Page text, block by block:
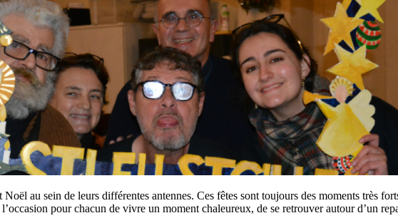
au sein de leurs différentes antennes. Ces fêtes sont toujours des moments très
pour chacun de vivre un moment chaleureux, de se retrouver autour d’un